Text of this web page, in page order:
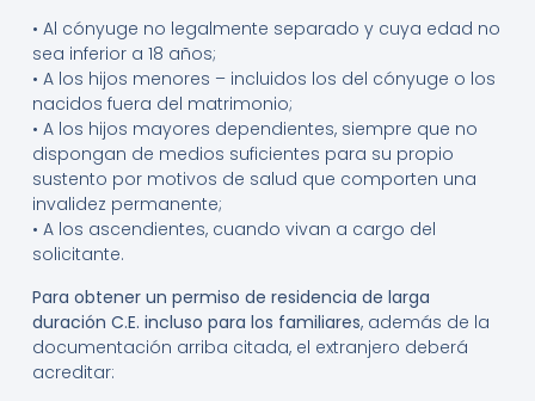
• Al cónyuge no legalmente separado y cuya edad no
sea inferior a 18 años;
• A los hijos menores – incluidos los del cónyuge o los
nacidos fuera del matrimonio;
• A los hijos mayores dependientes, siempre que no
dispongan de medios suficientes para su propio
sustento por motivos de salud que comporten una
invalidez permanente;
• A los ascendientes, cuando vivan a cargo del
solicitante.
Para obtener un permiso de residencia de larga
duración C.E. incluso para los familiares, además de la
documentación arriba citada, el extranjero deberá
acreditar: